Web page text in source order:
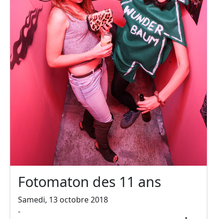
Fotomaton des 11 ans
Samedi, 13 octobre 2018
-